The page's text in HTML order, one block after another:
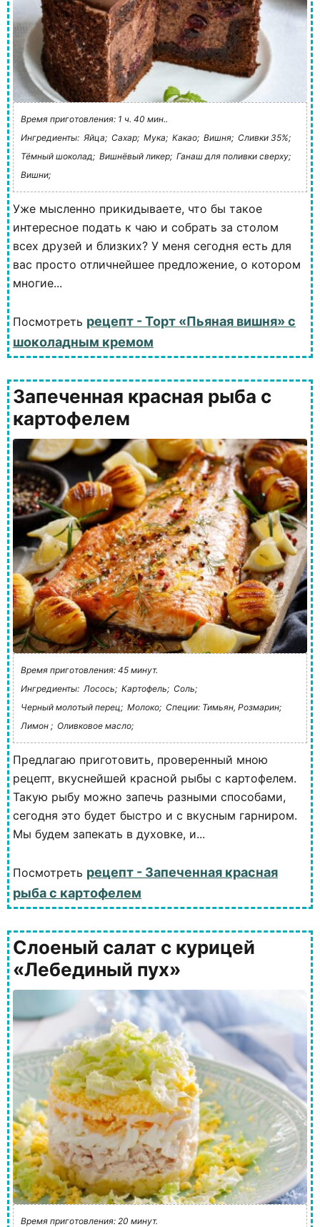
Время приготовления: 1 ч. 40 мин..
Ингредиенты: Яйца; Сахар; Мука; Какао; Вишня; Сливки 35%;
Тёмный шоколад; Вишнёвый ликер; Ганаш для поливки сверху;
Вишни;
Уже мысленно прикидываете, что бы такое
интересное подать к чаю и собрать за столом
всех друзей и близких? У меня сегодня есть для
вас просто отличнейшее предложение, о котором
многие...
Посмотреть рецепт - Торт «Пьяная вишня» с
шоколадным кремом
Запеченная красная рыба с
картофелем
Время приготовления: 45 минут.
Ингредиенты: Лосось; Картофель; Соль;
Черный молотый перец; Молоко; Специи: Тимьян, Розмарин;
Лимон ; Оливковое масло;
Предлагаю приготовить, проверенный мною
рецепт, вкуснейшей красной рыбы с картофелем.
Такую рыбу можно запечь разными способами,
сегодня это будет быстро и с вкусным гарниром.
Мы будем запекать в духовке, и...
Посмотреть рецепт - Запеченная красная
рыба с картофелем
Слоеный салат с курицей
«Лебединый пух»
Время приготовления: 20 минут.